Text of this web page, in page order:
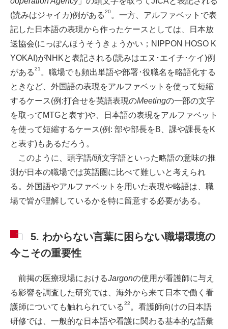
(読みはジャイカ)例がある20。一方、アルファベットで表
記した日本語の表現から作ったケースとしては、日本放
送協会(にっぽんほうそうきょうかい；NIPPON HOSO K
YOKAI)がNHKと表記される(読みはエヌ･エイチ･ケイ)例
がある21 。職場でも頻出単語や部署･役職名を略語化する
ときなど、外国語の表現をアルファベットを使って短縮
するケース(例:打合せを英語表現のMeetingの一部の文字
を取ってMTGと表す)や、日本語の表現をアルファベット
を使って短縮するケース(例: 部や部長をB、課や課長をK
と表す)もあるだろう。
このように、頭字語/頭文字語といった略語の意味の推
測が日本の職場では英語圏に比べて難しいと考えられ
る。外国語やアルファベットを用いた表現や略語は、職
場で皆が理解しているかを特に留意する必要がある。
5. わからない言葉に困らない職場環境の
今こその重要性
前掲の医療現場におけるJargonの使用が看護師に与え
る影響を調査した研究では、海外から来て日本で働く看
護師についても触れられている22 。看護師向けの日本語
研修では、一般的な日本語や看護に関わる基本的な語彙